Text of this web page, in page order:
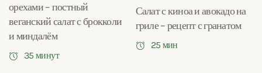
орехами – постный
веганский салат с брокколи
и миндалём
35 минут
Салат с киноа и авокадо на
гриле – рецепт с гранатом
25 мин